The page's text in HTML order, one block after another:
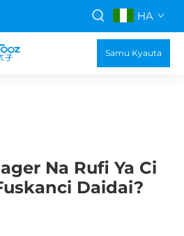
HA
Samu Kyauta
Na Rufi Ya Ci
Daidai?